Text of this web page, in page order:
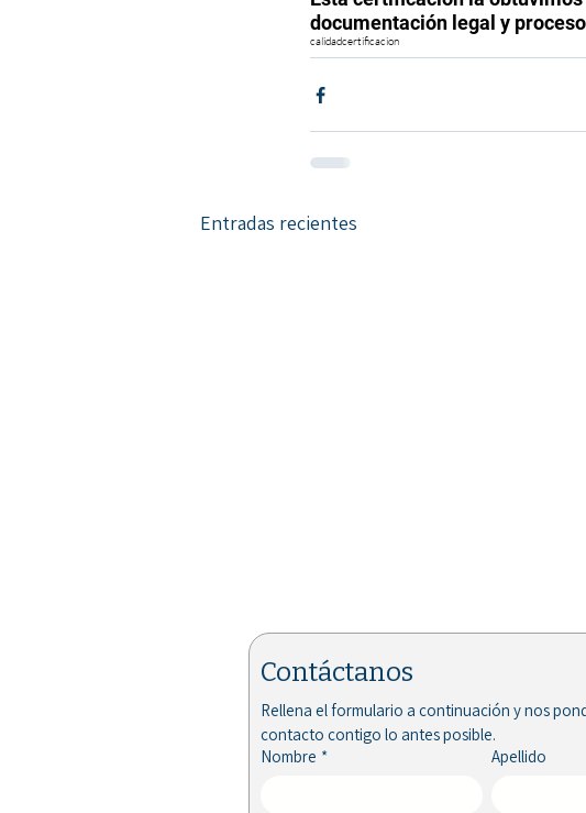
documentación legal y
calidadcertificacion
Entradas recientes
Contáctanos
Rellena el formulario a continuación y nos
contacto contigo lo antes posible.
Nombre * Apellido